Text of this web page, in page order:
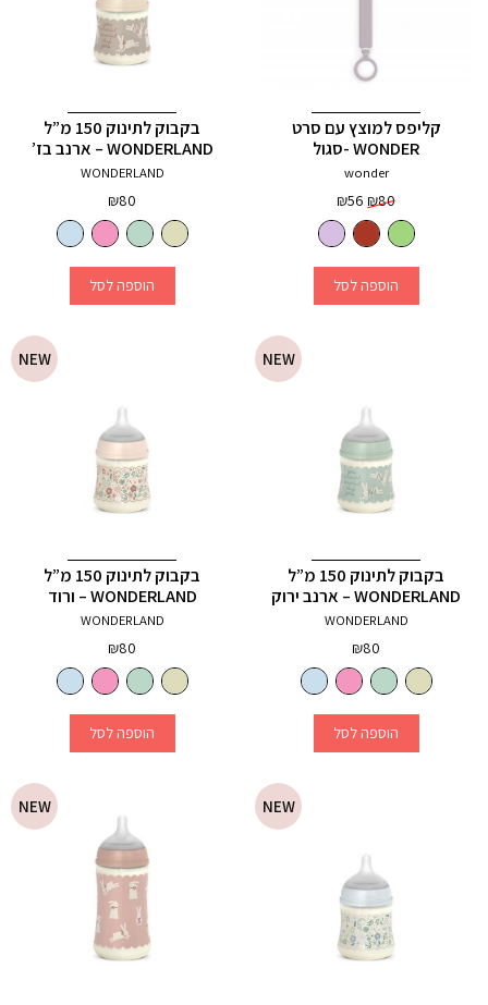
קליפס למוצץ עם סרט
WONDER -סגול
wonder
₪80
המחיר
המקורי
היה:
₪80.
₪56
הנוכחי
הוא:
₪56.
+
3
הוספה לסל
בקבוק לתינוק 150 מ”ל
WONDERLAND – ארנב בז’
WONDERLAND
₪80
הוספה לסל
NEW
בקבוק לתינוק 150 מ”ל
WONDERLAND – ארנב ירוק
WONDERLAND
₪80
הוספה לסל
NEW
בקבוק לתינוק 150 מ”ל
WONDERLAND – ורוד
WONDERLAND
₪80
הוספה לסל
NEW
NEW